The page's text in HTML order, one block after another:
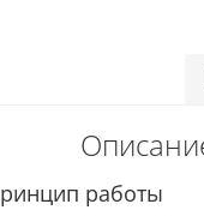
работы